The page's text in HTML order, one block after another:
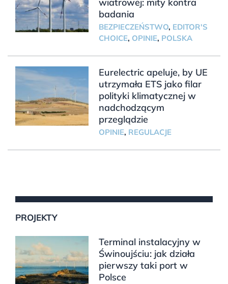
wiatrowej: mity kontra
badania
BEZPIECZEŃSTWO, EDITOR'S
CHOICE, OPINIE, POLSKA
Eurelectric apeluje, by UE
utrzymała ETS jako filar
polityki klimatycznej w
nadchodzącym
przeglądzie
OPINIE, REGULACJE
PROJEKTY
Terminal instalacyjny w
Świnoujściu: jak działa
pierwszy taki port w
Polsce